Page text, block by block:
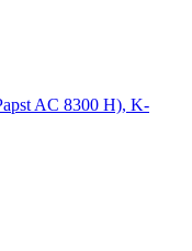
AC 8300 H), K-